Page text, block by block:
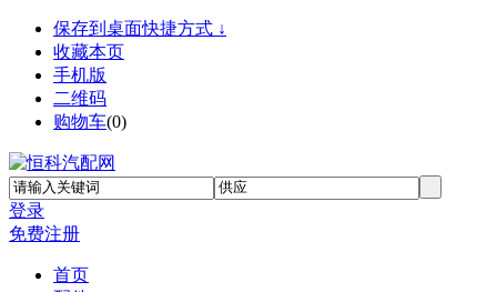
保存到桌面快捷方式 ↓
收藏本页
手机版
二维码
购物车(0)
登录
免费注册
首页